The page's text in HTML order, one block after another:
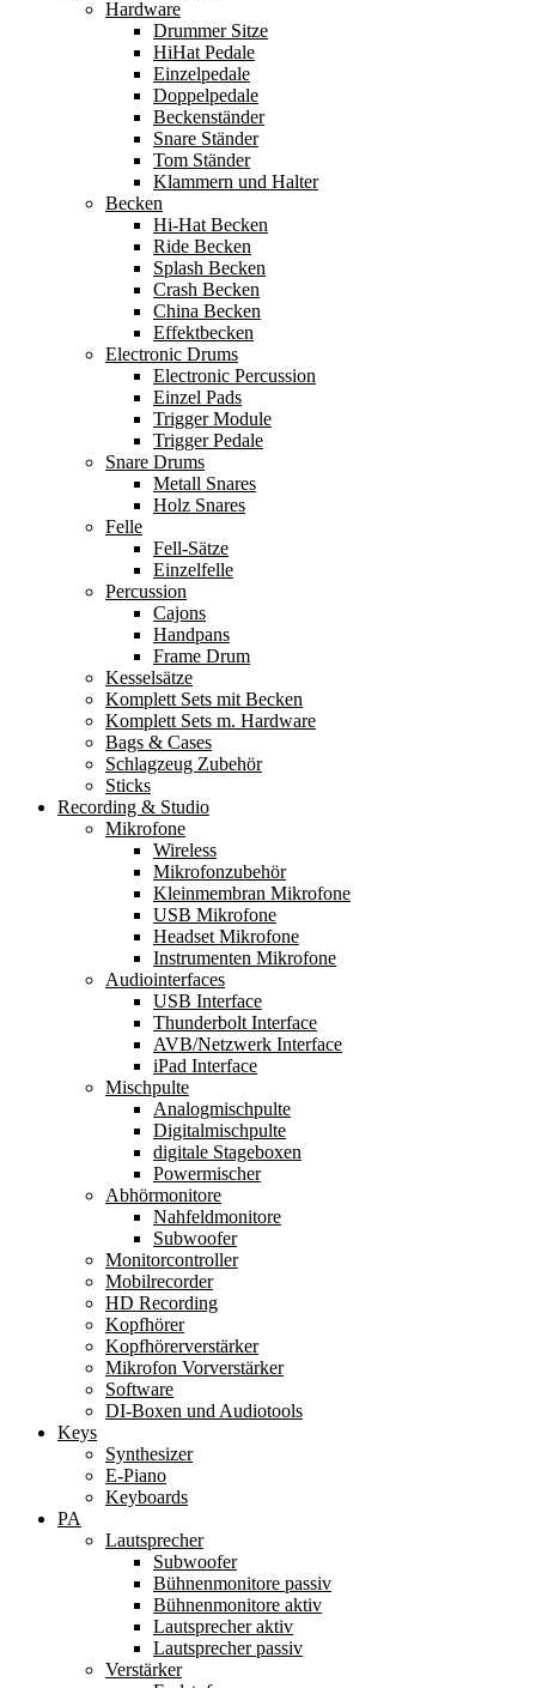
Hardware
Drummer Sitze
HiHat Pedale
Einzelpedale
Doppelpedale
Beckenständer
Snare Ständer
Tom Ständer
Klammern und Halter
Becken
Hi-Hat Becken
Ride Becken
Splash Becken
Crash Becken
China Becken
Effektbecken
Electronic Drums
Electronic Percussion
Einzel Pads
Trigger Module
Trigger Pedale
Snare Drums
Metall Snares
Holz Snares
Felle
Fell-Sätze
Einzelfelle
Percussion
Cajons
Handpans
Frame Drum
Kesselsätze
Komplett Sets mit Becken
Komplett Sets m. Hardware
Bags & Cases
Schlagzeug Zubehör
Sticks
Recording & Studio
Mikrofone
Wireless
Mikrofonzubehör
Kleinmembran Mikrofone
USB Mikrofone
Headset Mikrofone
Instrumenten Mikrofone
Audiointerfaces
USB Interface
Thunderbolt Interface
AVB/Netzwerk Interface
iPad Interface
Mischpulte
Analogmischpulte
Digitalmischpulte
digitale Stageboxen
Powermischer
Abhörmonitore
Nahfeldmonitore
Subwoofer
Monitorcontroller
Mobilrecorder
HD Recording
Kopfhörer
Kopfhörerverstärker
Mikrofon Vorverstärker
Software
DI-Boxen und Audiotools
Keys
Synthesizer
E-Piano
Keyboards
PA
Lautsprecher
Subwoofer
Bühnenmonitore passiv
Bühnenmonitore aktiv
Lautsprecher aktiv
Lautsprecher passiv
Verstärker